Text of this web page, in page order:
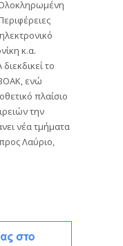
κ.α.
το
ενώ
πλαίσιο
την
νέα τμήματα
Λαύριο,